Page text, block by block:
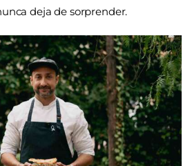
deja de sorprender.